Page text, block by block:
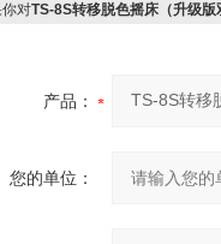
对TS-8S转移脱色摇床（升级版
产品：
您的单位：